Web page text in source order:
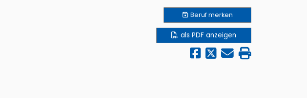
Berufmerken
als PDF anzeigen